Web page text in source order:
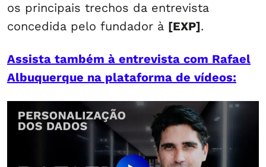
os principais trechos da entrevista
concedida pelo fundador à [EXP].
Assista também à entrevista com Rafael
Albuquerque na plataforma de vídeos: